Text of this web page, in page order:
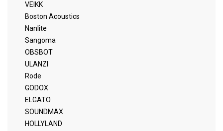
VEIKK
Boston Acoustics
Nanlite
Sangoma
OBSBOT
ULANZI
Rode
GODOX
ELGATO
SOUNDMAX
HOLLYLAND